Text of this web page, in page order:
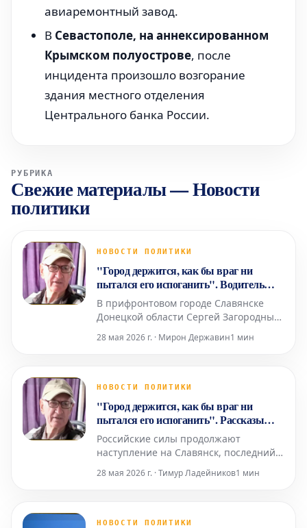
авиаремонтный завод.
В Севастополе, на аннексированном
Крымском полуострове, после
инцидента произошло возгорание
здания местного отделения
Центрального банка России.
РУБРИКА
Свежие материалы—Новости
политики
НОВОСТИ ПОЛИТИКИ
"Город держится, как бы враг ни
пытался его испоганить". Водитель
маршрутки и его пассажиры в
прифронтовом Славянске
В прифронтовом городе Славянске
Донецкой области Сергей Загородный
такси. С приближением российской
временем. Хотя в некоторые районы
ходит из-за обстрелов, маршрутка С
28 мая 2026 г. · Мирон Державин1 мин
НОВОСТИ ПОЛИТИКИ
"Город держится, как бы враг ни
пытался его испоганить". Рассказы
водителя маршрутки прифронтового
Славянска и его пассажиров
Российские силы продолжают
наступление на Славянск, последний
перед границей с Харьковской.
позволяет противнику наносить удары
28 мая 2026 г. · Тимур Ладейников1 мин
НОВОСТИ ПОЛИТИКИ